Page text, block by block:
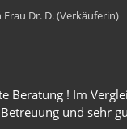
Dr. D. (Verkäuferin)
Beratung ! Im
und sehr